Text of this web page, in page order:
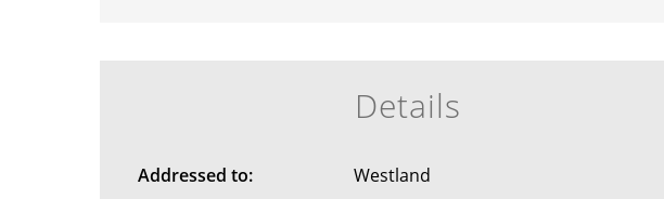
Details
Addressed to:
Westland